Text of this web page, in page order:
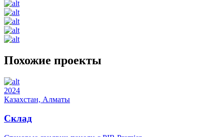
Похожие проекты
2024
Казахстан, Алматы
Склад